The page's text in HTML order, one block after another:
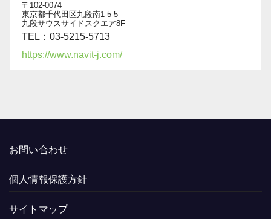
〒102-0074
東京都千代田区九段南1-5-5
九段サウスサイドスクエア8F
TEL：03-5215-5713
https://www.navit-j.com/
お問い合わせ
個人情報保護方針
サイトマップ